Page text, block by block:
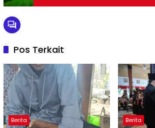
Pos Terkait
Berita Berita